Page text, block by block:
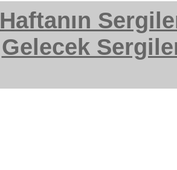
Haftanın
Gelecek